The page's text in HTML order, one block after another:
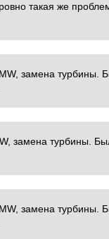
такая же
замена турбины.
замена турбины.
замена турбины.